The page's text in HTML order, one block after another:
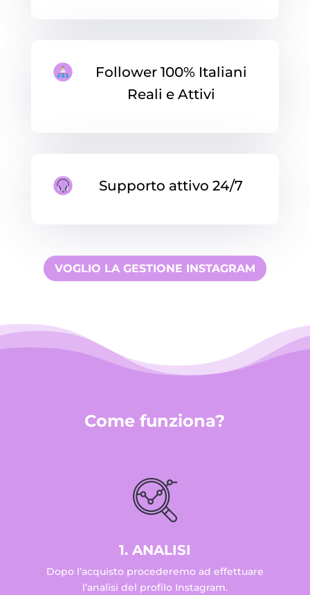
Follower 100% Italiani
Reali e Attivi
Supporto attivo 24/7
VOGLIO LA GESTIONE INSTAGRAM
Come funziona?
1. ANALISI
Dopo l’acquisto procederemo ad effettuare
l’analisi del profilo Instagram.